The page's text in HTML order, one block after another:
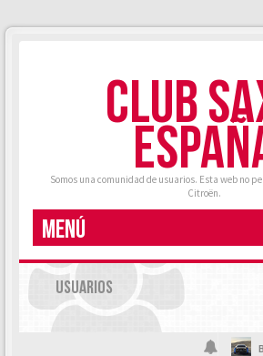
CLUB
Somos una comunidad de usuarios. Esta web no
Citroën.
MENÚ
USUARIOS